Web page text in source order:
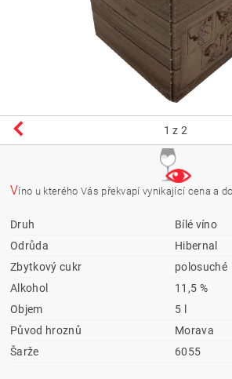
1 z 2
Víno u kterého Vás překvapí vynikající cena a
Druh
Bílé víno
Odrůda
Hibernal
Zbytkový cukr
polosuché
Alkohol
11,5 %
Objem
5 l
Původ hroznů
Morava
Šarže
6055